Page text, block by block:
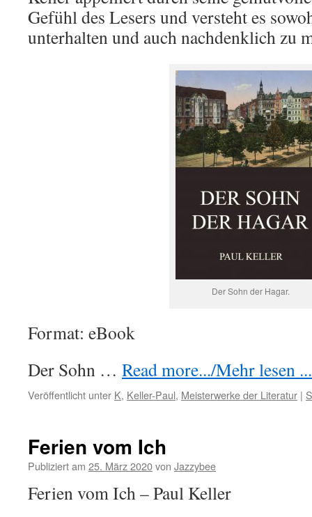
Gefühl des Lesers und versteht es
unterhalten und auch nachdenklich zu
Der Sohn der Hagar.
Format: eBook
Der Sohn … Read more.../Mehr lesen ...
Veröffentlicht unter K, Keller-Paul, Meisterwerke der Literatur |
Ferien vom Ich
Publiziert am 25. März 2020von Jazzybee
Ferien vom Ich – Paul Keller